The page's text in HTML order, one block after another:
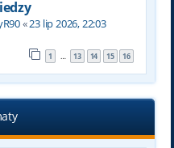
«23 lip 2026, 22:03
1 … 13 14 15 16